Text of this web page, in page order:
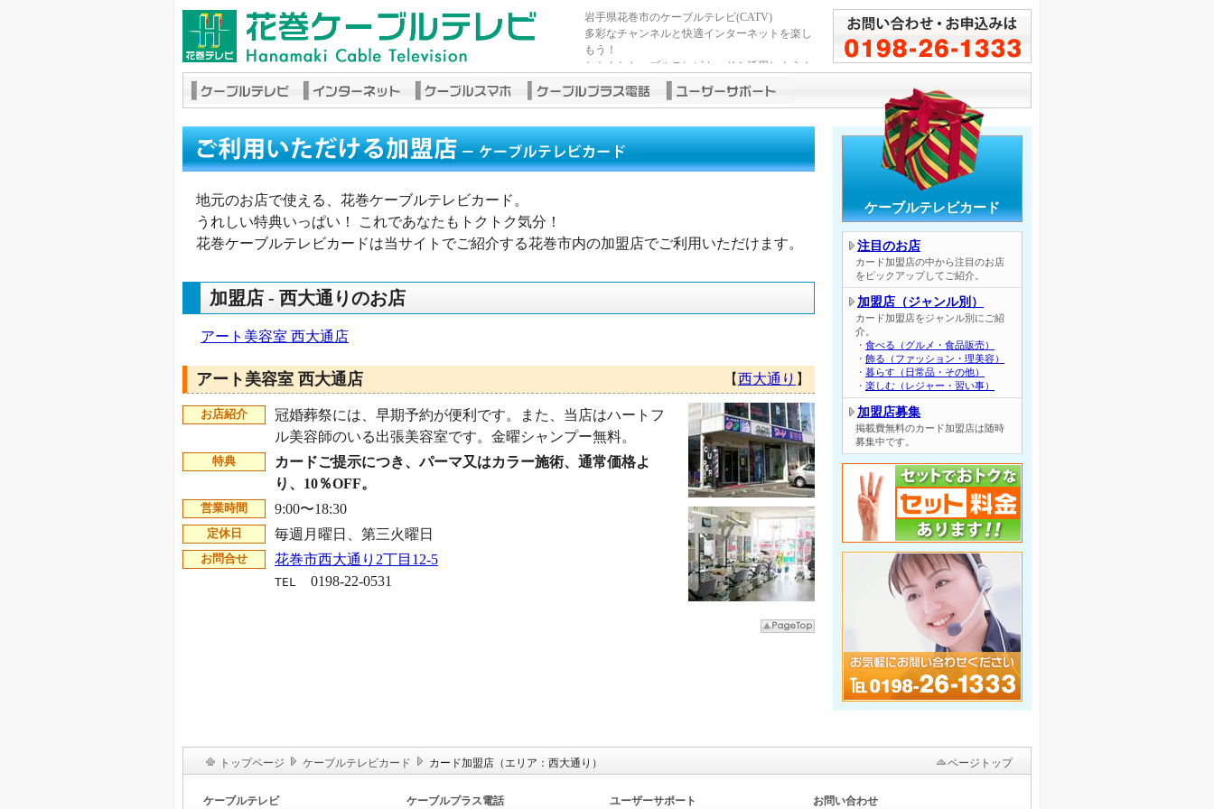
岩手県花巻市のケーブルテレビ(CATV)
多彩なチャンネルと快適インターネットを楽し
もう！
おトクなケーブルテレビカードを活用しよう！
地元のお店で使える、花巻ケーブルテレビカード。
うれしい特典いっぱい！ これであなたもトクトク気分！
花巻ケーブルテレビカードは当サイトでご紹介する花巻市内の加盟店でご利用いただけます。
加盟店 - 西大通りのお店
アート美容室 西大通店
アート美容室 西大通店 【 西大通り 】
お店紹介
冠婚葬祭には、早期予約が便利です。また、当店はハートフ
ル美容師のいる出張美容室です。金曜シャンプー無料。
特典
カードご提示につき、パーマ又はカラー施術、通常価格よ
り、10％OFF。
営業時間 9:00〜18:30
定休日 毎週月曜日、第三火曜日
お問合せ 花巻市西大通り2丁目12-5
TEL 0198-22-0531
ケーブルテレビカード
注目のお店
カード加盟店の中から注目のお店
をピックアップしてご紹介。
加盟店（ジャンル別）
カード加盟店をジャンル別にご紹
介。
・ 食べる（グルメ・食品販売）
・ 飾る（ファッション・理美容）
・ 暮らす（日常品・その他）
・ 楽しむ（レジャー・習い事）
加盟店募集
掲載費無料のカード加盟店は随時
募集中です。
トップページ ケーブルテレビカード カード加盟店（エリア：西大通り） ページトップ
ケーブルテレビ ケーブルプラス電話 ユーザーサポート お問い合わせ